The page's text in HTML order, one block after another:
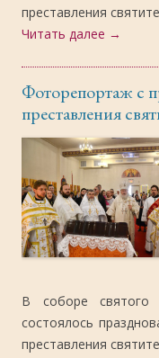
преставления
Читать далее →
Фоторепортаж с
преставления
В соборе святого
состоялось
преставления